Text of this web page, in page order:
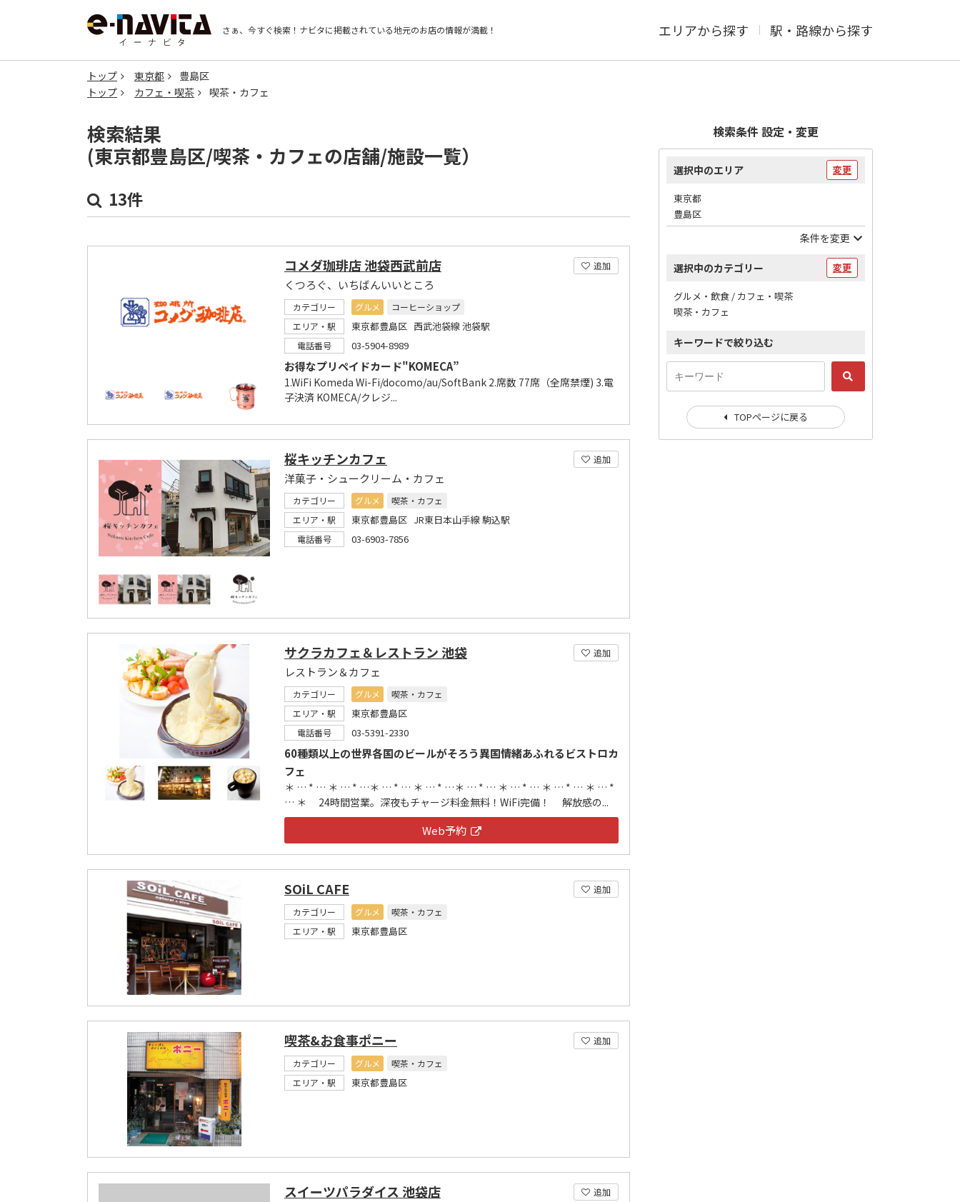
さぁ、今すぐ検索！ ナビタに掲載されている地元のお店の情報が満載！ エリアから探す 駅・路線から探す
トップ 東京都
豊島区
トップ
カフェ・喫茶 喫茶・カフェ
検索結果
(東京都豊島区/喫茶・カフェの店舗/施設一覧）
13件
追加
コメダ珈琲店 池袋西武前店
くつろぐ、いちばんいいところ
カテゴリー グルメ
コーヒーショップ
エリア・駅
東京都豊島区 西武池袋線 池袋駅
電話番号 03-5904-8989
お得なプリペイドカード"KOMECA”
1.WiFi Komeda Wi-Fi/docomo/au/SoftBank 2.席数 77席（全席禁煙) 3.電
子決済 KOMECA/クレジ...
追加
桜キッチンカフェ
洋菓子・シュークリーム・カフェ
カテゴリー グルメ
喫茶・カフェ
エリア・駅
東京都豊島区 JR東日本山手線 駒込駅
電話番号 03-6903-7856
追加
サクラカフェ＆レストラン 池袋
レストラン＆カフェ
カテゴリー グルメ
喫茶・カフェ
エリア・駅
東京都豊島区
電話番号 03-5391-2330
60種類以上の世界各国のビールがそろう異国情緒あふれるビストロカ
フェ
＊ … * … ＊ … * …＊ … * … ＊ … * …＊ … * … ＊ … * … ＊ … * … ＊ … *
… ＊ 24時間営業。深夜もチャージ料金無料！WiFi完備！ 解放感の...
Web予約
追加
SOiL CAFE
カテゴリー グルメ
喫茶・カフェ
エリア・駅
東京都豊島区
追加
喫茶&お食事ポニー
カテゴリー グルメ
喫茶・カフェ
エリア・駅
東京都豊島区
追加
スイーツパラダイス 池袋店
検索条件 設定・変更
選択中のエリア 変更
東京都
豊島区
条件を変更
選択中のカテゴリー 変更
グルメ・飲食 / カフェ・喫茶
喫茶・カフェ
キーワードで絞り込む
TOPページに戻る